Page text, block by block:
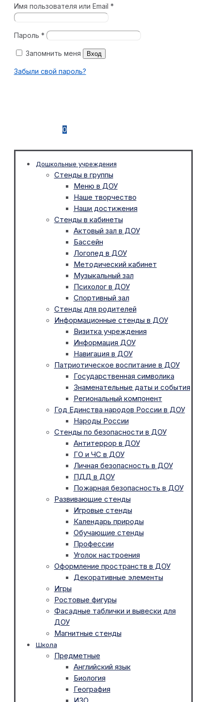
Имя пользователя или Email *
Пароль *
Запомнить меня Вход
Забыли свой пароль?
0
Дошкольные учреждения
Стенды в группы
Меню в ДОУ
Наше творчество
Наши достижения
Стенды в кабинеты
Актовый зал в ДОУ
Бассейн
Логопед в ДОУ
Методический кабинет
Музыкальный зал
Психолог в ДОУ
Спортивный зал
Стенды для родителей
Информационные стенды в ДОУ
Визитка учреждения
Информация ДОУ
Навигация в ДОУ
Патриотическое воспитание в ДОУ
Государственная символика
Знаменательные даты и события
Региональный компонент
Год Единства народов России в ДОУ
Народы России
Стенды по безопасности в ДОУ
Антитеррор в ДОУ
ГО и ЧС в ДОУ
Личная безопасность в ДОУ
ПДД в ДОУ
Пожарная безопасность в ДОУ
Развивающие стенды
Игровые стенды
Календарь природы
Обучающие стенды
Профессии
Уголок настроения
Оформление пространств в ДОУ
Декоративные элементы
Игры
Ростовые фигуры
Фасадные таблички и вывески для
ДОУ
Магнитные стенды
Школа
Предметные
Английский язык
Биология
География